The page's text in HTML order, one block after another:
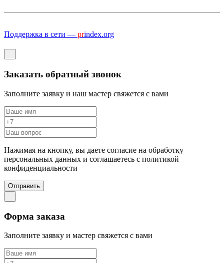
Поддержка в сети — prindex.org
Заказать обратный звонок
Заполните заявку и наш мастер свяжется с вами
Нажимая на кнопку, вы даете согласие на обработку
персональных данных и соглашаетесь c политикой
конфиденциальности
Отправить
Форма заказа
Заполните заявку и мастер свяжется с вами